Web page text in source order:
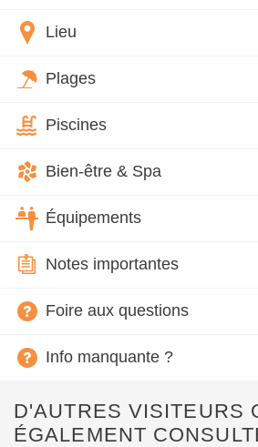
Lieu
Plages
Piscines
Bien-être & Spa
Équipements
Notes importantes
Foire aux questions
Info manquante ?
D'AUTRES VISITEURS
ÉGALEMENT